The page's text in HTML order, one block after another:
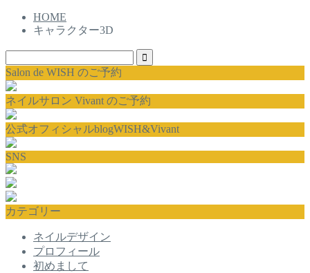
HOME
キャラクター3D
Salon de WISH のご予約
ネイルサロン Vivant のご予約
公式オフィシャルblogWISH&Vivant
SNS
カテゴリー
ネイルデザイン
プロフィール
初めまして